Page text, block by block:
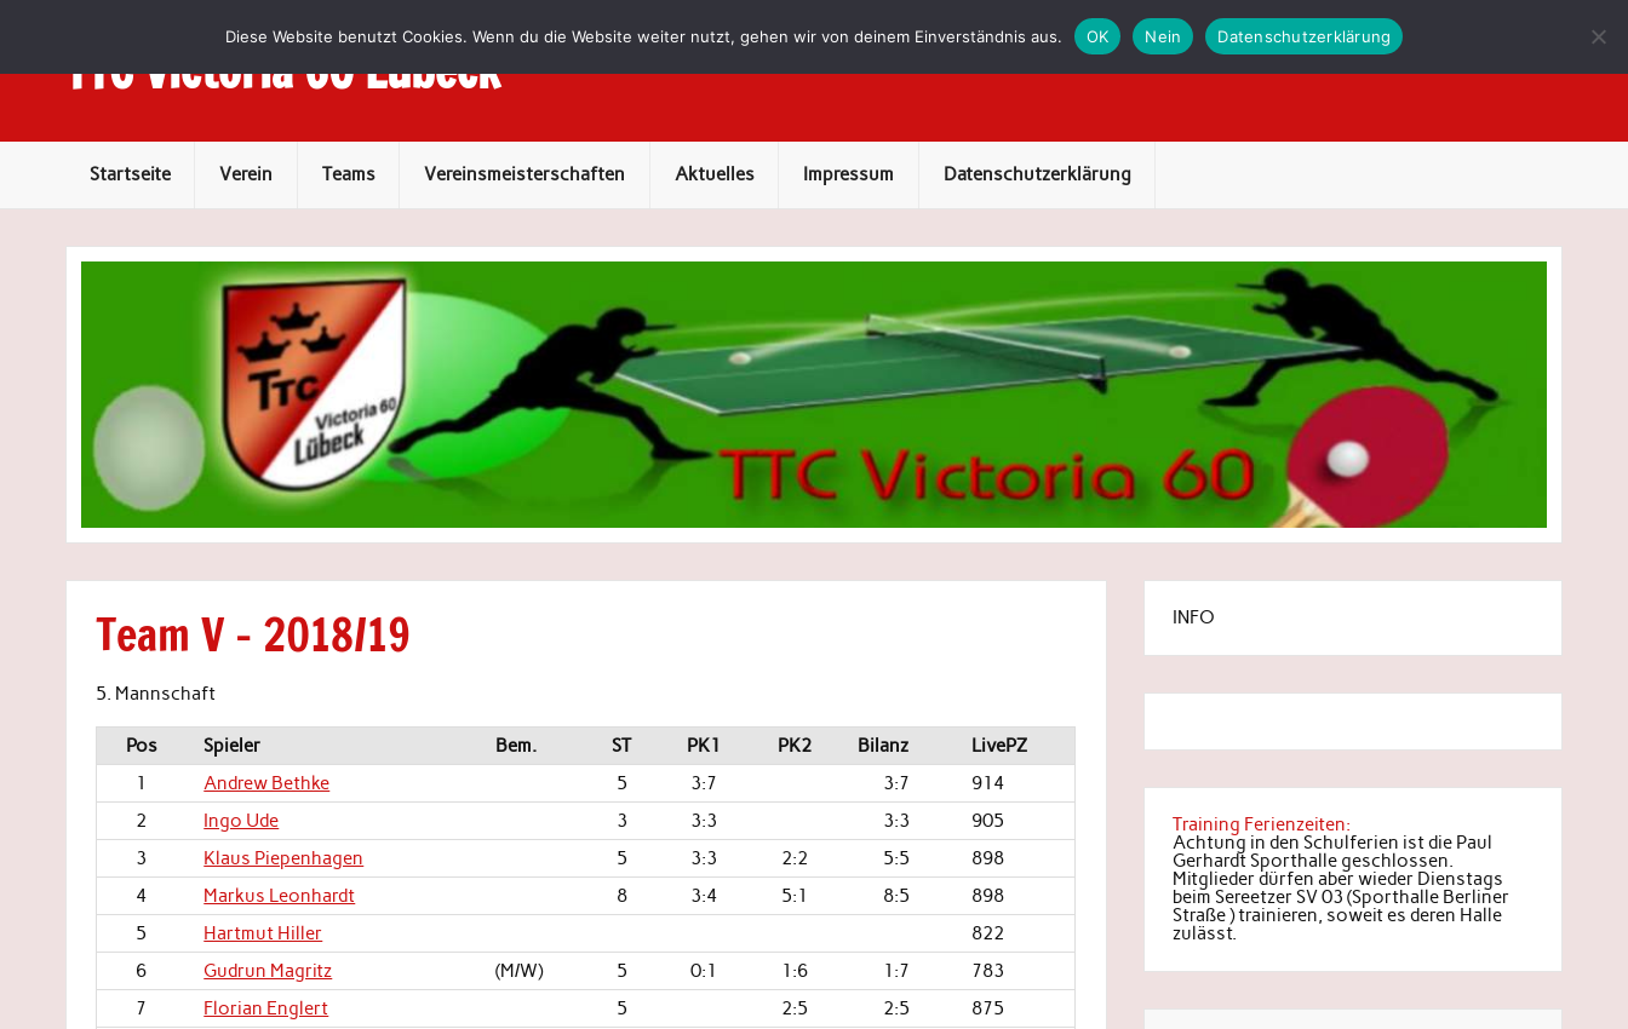
TTC Victoria 60 Lübeck
Startseite Verein Teams Vereinsmeisterschaften Aktuelles Impressum Datenschutzerklärung
Team V – 2018/19
5. Mannschaft
Pos Spieler Bem. ST PK1 PK2 Bilanz
LivePZ
1
Andrew Bethke 5 3:7 3:7
914
2
Ingo Ude 3 3:3 3:3
905
3
Klaus Piepenhagen 5 3:3 2:2 5:5
898
4
Markus Leonhardt 8 3:4 5:1 8:5
898
5
Hartmut Hiller
822
6
Gudrun Magritz (M/W) 5 0:1 1:6 1:7
783
7
Florian Englert 5 2:5 2:5
875
INFO
Training Ferienzeiten:
Achtung in den Schulferien ist die Paul
Gerhardt Sporthalle geschlossen.
Mitglieder dürfen aber wieder Dienstags
beim Sereetzer SV 03 (Sporthalle Berliner
Straße ) trainieren, soweit es deren Halle
zulässt.
Diese Website benutzt Cookies. Wenn du die Website weiter nutzt, gehen wir von deinem Einverständnis aus. OK Nein Datenschutzerklärung